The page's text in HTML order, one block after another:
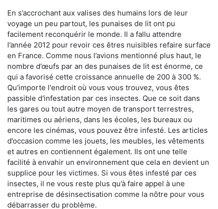
En s’accrochant aux valises des humains lors de leur
voyage un peu partout, les punaises de lit ont pu
facilement reconquérir le monde. Il a fallu attendre
l’année 2012 pour revoir ces êtres nuisibles refaire surface
en France. Comme nous l’avions mentionné plus haut, le
nombre d’œufs par an des punaises de lit est énorme, ce
qui a favorisé cette croissance annuelle de 200 à 300 %.
Qu'importe l'endroit où vous vous trouvez, vous êtes
passible d'infestation par ces insectes. Que ce soit dans
les gares ou tout autre moyen de transport terrestres,
maritimes ou aériens, dans les écoles, les bureaux ou
encore les cinémas, vous pouvez être infesté. Les articles
d’occasion comme les jouets, les meubles, les vêtements
et autres en contiennent également. Ils ont une telle
facilité à envahir un environnement que cela en devient un
supplice pour les victimes. Si vous êtes infesté par ces
insectes, il ne vous reste plus qu’à faire appel à une
entreprise de désinsectisation comme la nôtre pour vous
débarrasser du problème.